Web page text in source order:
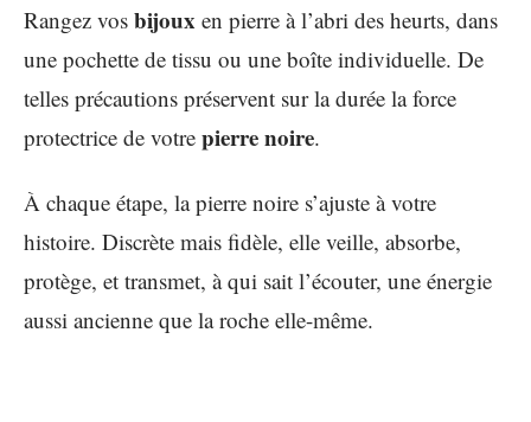
Rangez vos bijoux en pierre à l’abri des heurts, dans
une pochette de tissu ou une boîte individuelle. De
telles précautions préservent sur la durée la force
protectrice de votre pierre noire.
À chaque étape, la pierre noire s’ajuste à votre
histoire. Discrète mais fidèle, elle veille, absorbe,
protège, et transmet, à qui sait l’écouter, une énergie
aussi ancienne que la roche elle-même.